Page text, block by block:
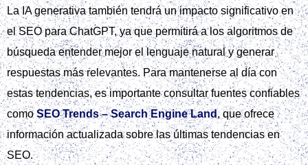
La IA generativa también tendrá un impacto significativo en
el SEO para ChatGPT, ya que permitirá a los algoritmos de
búsqueda entender mejor el lenguaje natural y generar
respuestas más relevantes. Para mantenerse al día con
estas tendencias, es importante consultar fuentes confiables
comoSEO Trends – Search Engine Land, que ofrece
información actualizada sobre las últimas tendencias en
SEO.